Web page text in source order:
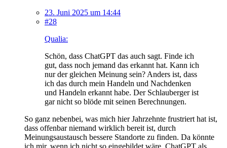
23. Juni 2025 um 14:44
#28
Qualia:
Schön, dass ChatGPT das auch sagt. Finde ich
gut, dass noch jemand das erkannt hat. Kann ich
nur der gleichen Meinung sein? Anders ist, dass
ich das durch mein Handeln und Nachdenken
und Handeln erkannt habe. Der Schlauberger ist
gar nicht so blöde mit seinen Berechnungen.
So ganz nebenbei, was mich hier Jahrzehnte frustriert hat ist,
dass offenbar niemand wirklich bereit ist, durch
Meinungsaustausch bessere Standorte zu finden. Da könnte
ich mir, wenn ich nicht so eingebildet wäre, ChatGPT als